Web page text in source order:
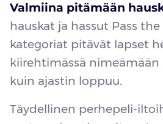
Valmiina pitämään
hauskat ja hassut Pass
kategoriat pitävät lapset
kiirehtimässä nimeämään
kuin ajastin loppuu.
Täydellinen perhepeli-